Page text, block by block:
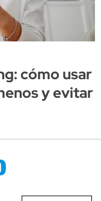
cómo usar
y evitar